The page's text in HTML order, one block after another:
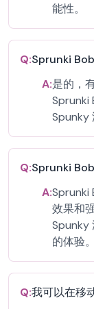
能性。
Q:Sprunki
A:是的，
Sprunki
Spunky
Q:Sprunki
A:Sprunki
效果和
Spunky
的体验。
Q:我可以在移